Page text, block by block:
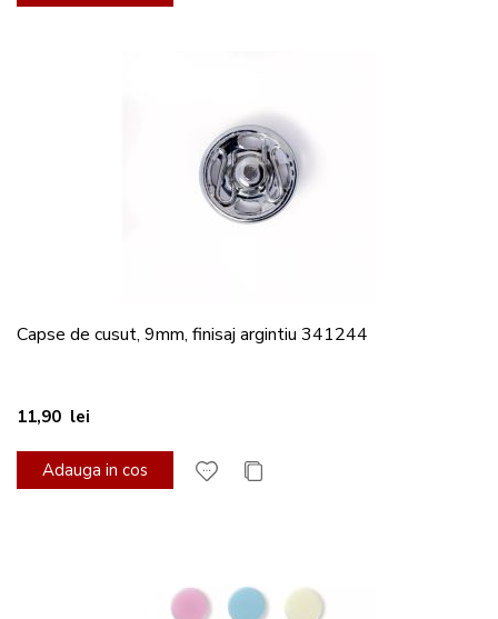
Capse de cusut, 9mm, finisaj argintiu 341244
11,90 lei
Adauga in cos